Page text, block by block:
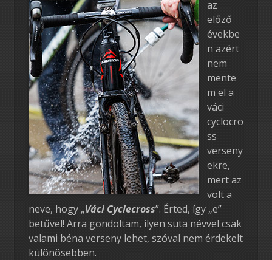
az
előző
évekbe
n azért
nem
mente
m el a
váci
cyclocro
ss
verseny
ekre,
mert az
volt a
neve, hogy „Váci Cyclecross”. Érted, így „e”
betűvel! Arra gondoltam, ilyen suta névvel csak
valami béna verseny lehet, szóval nem érdekelt
különösebben.